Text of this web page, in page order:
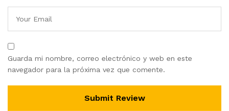
Guarda mi nombre, correo electrónico y web en este
navegador para la próxima vez que comente.